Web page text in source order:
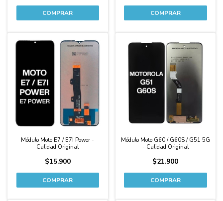
Módulo Moto E7 / E7I Power -
Calidad Original
$15.900
Módulo Moto G60 / G60S / G51 5G
- Calidad Original
$21.900